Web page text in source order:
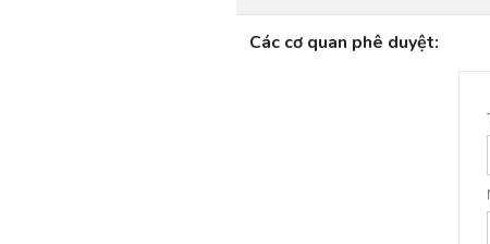
Các cơ quan phê duyệt: